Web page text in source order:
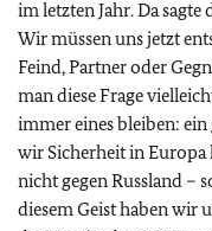
im letzten Jahr. Da sagte
Wir müssen uns jetzt
Feind, Partner oder
man diese Frage
immer eines bleiben:
wir Sicherheit in
nicht gegen Russland –
diesem Geist haben wir